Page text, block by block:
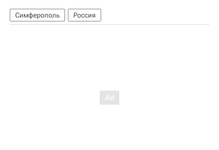
Симферополь Россия